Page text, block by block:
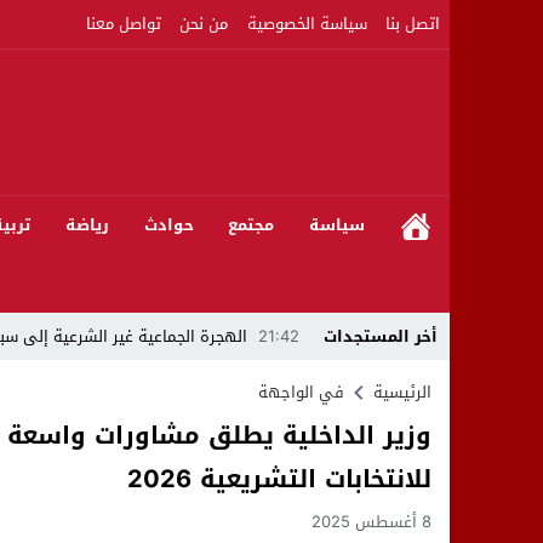
اتصل بنا سياسة الخصوصية من نحن تواصل معنا
سياسة مجتمع حوادث رياضة
أخر المستجدات 21:42 الهجرة الجماعية غير الشرعية إلى
21:16
08:50مبادرات مواطنة وشركاؤها ينظمون
22:59 رئيس جماعة عين الجوهرة سيدي
الرئيسية في الواجهة
وزير الداخلية يطلق مشاورات واسعة
للانتخابات التشريعية 2026
8 أغسطس 2025